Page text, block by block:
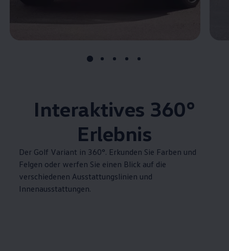
Interaktives 360°
Erlebnis
Der Golf Variant in 360°. Erkunden Sie Farben und
Felgen oder werfen Sie einen Blick auf die
verschiedenen Ausstattungslinien und
Innenausstattungen.